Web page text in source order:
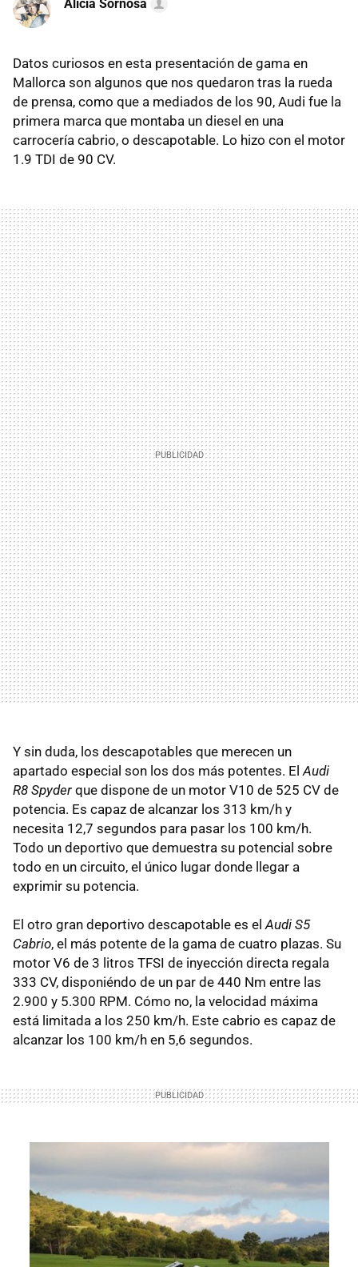
Alicia Sornosa
Datos curiosos en esta presentación de gama en
Mallorca son algunos que nos quedaron tras la rueda
de prensa, como que a mediados de los 90, Audi fue la
primera marca que montaba un diesel en una
carrocería cabrio, o descapotable. Lo hizo con el motor
1.9 TDI de 90 CV.
Y sin duda, los descapotables que merecen un
apartado especial son los dos más potentes. El Audi
R8 Spyder que dispone de un motor V10 de 525 CV de
potencia. Es capaz de alcanzar los 313 km/h y
necesita 12,7 segundos para pasar los 100 km/h.
Todo un deportivo que demuestra su potencial sobre
todo en un circuito, el único lugar donde llegar a
exprimir su potencia.
El otro gran deportivo descapotable es el Audi S5
Cabrio, el más potente de la gama de cuatro plazas. Su
motor V6 de 3 litros TFSI de inyección directa regala
333 CV, disponiéndo de un par de 440 Nm entre las
2.900 y 5.300 RPM. Cómo no, la velocidad máxima
está limitada a los 250 km/h. Este cabrio es capaz de
alcanzar los 100 km/h en 5,6 segundos.